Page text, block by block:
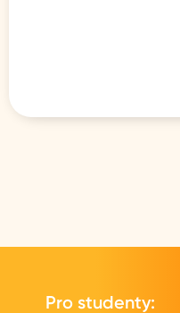
Pro studenty: